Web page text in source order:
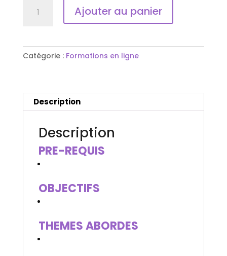
alimentaire
Ajouter au panier
Catégorie : Formations en ligne
Description
Description
PRE-REQUIS
OBJECTIFS
THEMES ABORDES